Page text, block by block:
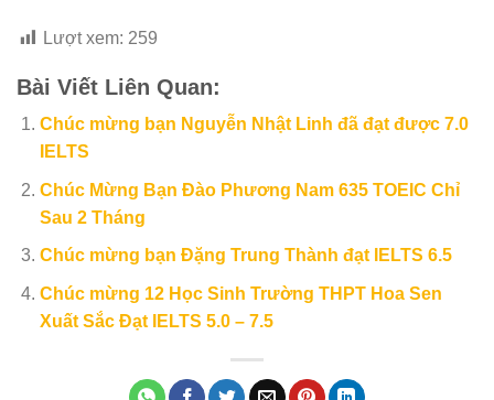
Lượt xem: 259
Bài Viết Liên Quan:
Chúc mừng bạn Nguyễn Nhật Linh đã đạt được 7.0
IELTS
Chúc Mừng Bạn Đào Phương Nam 635 TOEIC Chỉ
Sau 2 Tháng
Chúc mừng bạn Đặng Trung Thành đạt IELTS 6.5
Chúc mừng 12 Học Sinh Trường THPT Hoa Sen
Xuất Sắc Đạt IELTS 5.0 – 7.5